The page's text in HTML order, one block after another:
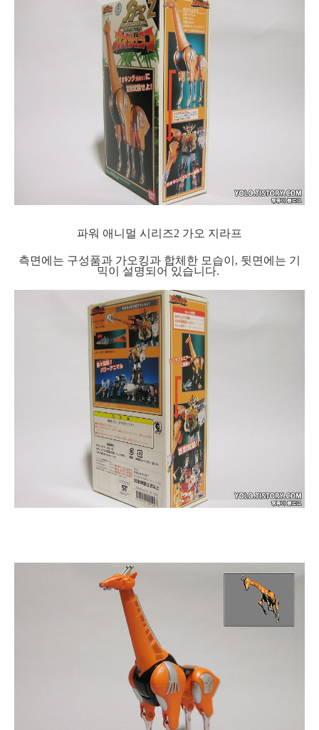
파워 애니멀 시리즈2 가오 지라프
측면에는 구성품과 가오킹과 합체한 모습이, 뒷면에는 기
믹이 설명되어 있습니다.